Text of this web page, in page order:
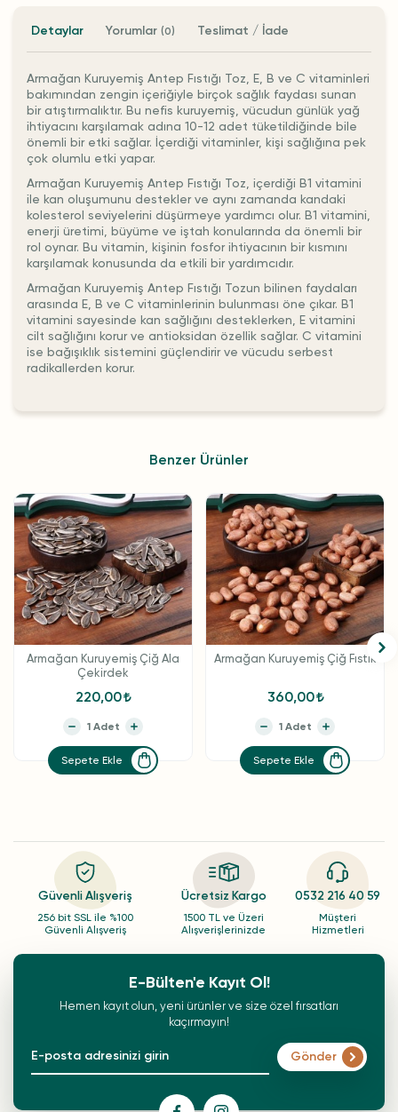
Detaylar Yorumlar (0) Teslimat / İade
Armağan Kuruyemiş Antep Fıstığı Toz, E, B ve C vitaminleri
bakımından zengin içeriğiyle birçok sağlık faydası sunan
bir atıştırmalıktır. Bu nefis kuruyemiş, vücudun günlük yağ
ihtiyacını karşılamak adına 10-12 adet tüketildiğinde bile
önemli bir etki sağlar. İçerdiği vitaminler, kişi sağlığına pek
çok olumlu etki yapar.
Armağan Kuruyemiş Antep Fıstığı Toz, içerdiği B1 vitamini
ile kan oluşumunu destekler ve aynı zamanda kandaki
kolesterol seviyelerini düşürmeye yardımcı olur. B1 vitamini,
enerji üretimi, büyüme ve iştah konularında da önemli bir
rol oynar. Bu vitamin, kişinin fosfor ihtiyacının bir kısmını
karşılamak konusunda da etkili bir yardımcıdır.
Armağan Kuruyemiş Antep Fıstığı Tozun bilinen faydaları
arasında E, B ve C vitaminlerinin bulunması öne çıkar. B1
vitamini sayesinde kan sağlığını desteklerken, E vitamini
cilt sağlığını korur ve antioksidan özellik sağlar. C vitamini
ise bağışıklık sistemini güçlendirir ve vücudu serbest
radikallerden korur.
Benzer Ürünler
Armağan Kuruyemiş Çiğ Ala
Çekirdek
220,00
Sepete Ekle
Armağan Kuruyemiş Çiğ Fıstık
360,00
Sepete Ekle
Güvenli Alışveriş
256 bit SSL ile %100
Güvenli Alışveriş
Ücretsiz Kargo
1500 TL ve Üzeri
Alışverişlerinizde
0532 216 40 59
Müşteri
Hizmetleri
E-Bülten'e Kayıt Ol!
Hemen kayıt olun, yeni ürünler ve size özel fırsatları
kaçırmayın!
Gönder